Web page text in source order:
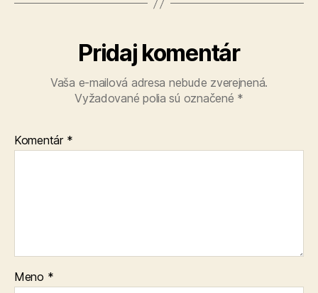
Pridaj komentár
Vaša e-mailová adresa nebude zverejnená.
Vyžadované polia sú označené *
Komentár *
Meno *